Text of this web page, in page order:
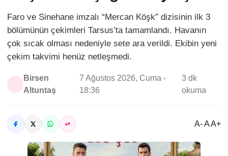
Faro ve Sinehane imzalı “Mercan Köşk” dizisinin ilk 3
bölümünün çekimleri Tarsus’ta tamamlandı. Havanın
çok sıcak olması nedeniyle sete ara verildi. Ekibin yeni
çekim takvimi henüz netleşmedi.
Birsen
Altuntaş
7 Ağustos 2026, Cuma -
18:36
3 dk
okuma
A- A A+